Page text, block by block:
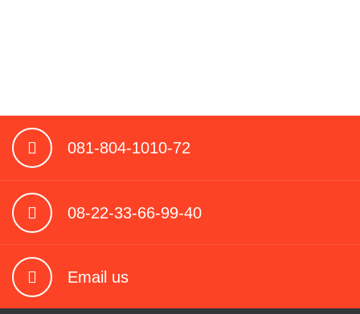
081-804-1010-72
08-22-33-66-99-40
Email us